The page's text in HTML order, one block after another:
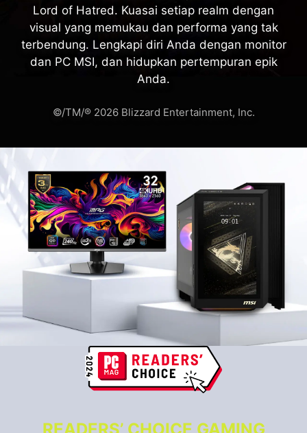
Lord of Hatred. Kuasai setiap realm dengan
visual yang memukau dan performa yang tak
terbendung. Lengkapi diri Anda dengan monitor
dan PC MSI, dan hidupkan pertempuran epik
Anda.
©/TM/® 2026 Blizzard Entertainment, Inc.
READERS’ CHOICE GAMING